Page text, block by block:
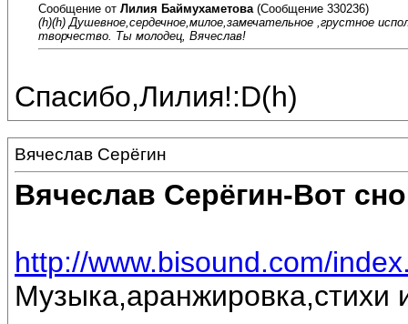
Сообщение от Лилия Баймухаметова (Сообщение 330236)
(h)(h) Душевное,сердечное,милое,замечательное ,грустное
творчество. Ты молодец, Вячеслав!
Спасибо,Лилия!:D(h)
Вячеслав Серёгин
Вячеслав Серёгин-Вот
http://www.bisound.com/
Музыка,аранжировка,стихи